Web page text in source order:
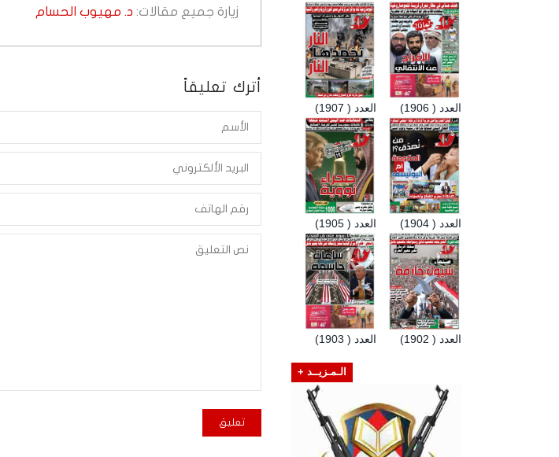
زيارة جميع مقالات: د. مهيوب الحسام
أترك تعليقاً
العدد ( 1907) العدد ( 1906)
العدد ( 1905) العدد ( 1904)
العدد ( 1903) العدد ( 1902)
الـمـزيــد +